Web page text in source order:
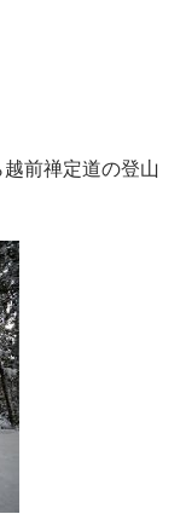
前禅定道の登山